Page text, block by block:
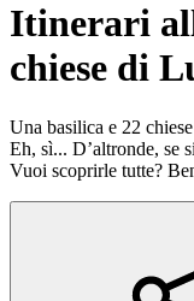
Itinerari
chiese di
Una basilica e 22
Eh, sì... D’altronde, se
Vuoi scoprirle tutte?